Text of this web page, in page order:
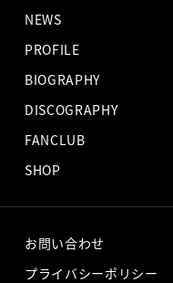
NEWS
PROFILE
BIOGRAPHY
DISCOGRAPHY
FANCLUB
SHOP
お問い合わせ
プライバシーポリシー